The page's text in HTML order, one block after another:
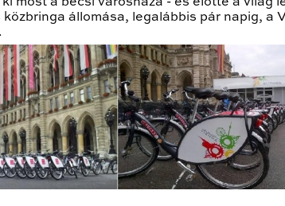
közbringa állomása, legalábbis pár napig, a